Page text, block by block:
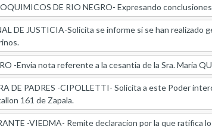
DE RIO NEGRO- Expresando
DE JUSTICIA-Solicita se informe si se han
-Envia nota referente a la cesantia de la Sra. Maria
DE PADRES -CIPOLLETTI- Solicita a este Poder
161 de Zapala.
-VIEDMA- Remite declaracion por la que ratifica